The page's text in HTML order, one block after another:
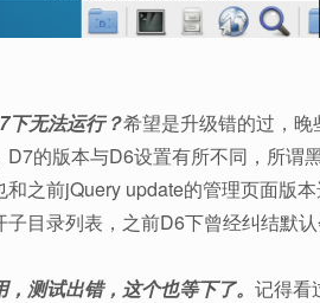
无法运行？希望是升级错的过，
D7的版本与D6设置有所不同，所谓
之前jQuery update的管理页面版
子目录列表，之前D6下曾经纠结默
测试出错，这个也等下了。 记得看